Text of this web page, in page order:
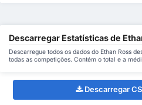
Descarregar Estatísticas de
Descarregue todos os dados do Ethan Ross
todas as competições. Contém o total e a
Descarregar